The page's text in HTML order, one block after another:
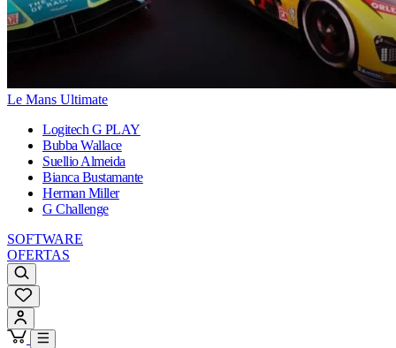
Le Mans Ultimate
Logitech G PLAY
Bubba Wallace
Suellio Almeida
Bianca Bustamante
Herman Miller
G Challenge
SOFTWARE
OFERTAS